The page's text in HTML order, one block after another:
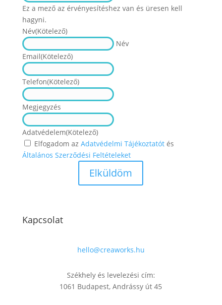
Ez a mező az érvényesítéshez van és üresen kell
hagyni.
Név(Kötelező)
Név
Email(Kötelező)
Telefon(Kötelező)
Megjegyzés
Adatvédelem(Kötelező)
Elfogadom az Adatvédelmi Tájékoztatótés
Általános Szerződési Feltételeket
Kapcsolat
hello@creaworks.hu
Székhely és levelezési cím:
1061 Budapest, Andrássy út 45